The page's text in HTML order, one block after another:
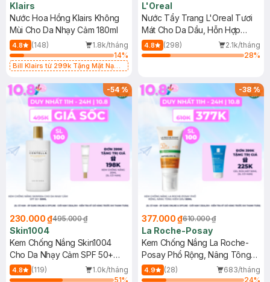
Klairs
Nước Hoa Hồng Klairs Không
Mùi Cho Da Nhạy Cảm 180ml
4.8 (148)
1.8k/tháng
14%
Bill Klairs từ 299k Tặng Mặt Nạ
25ml (SL Có Hạn)
L'Oreal
Nước Tẩy Trang L'Oreal Tươi
Mát Cho Da Dầu, Hỗn Hợp
400ml
4.8 (298)
2.1k/tháng
28%
-54%
230.000 ₫495.000 ₫
Skin1004
Kem Chống Nắng Skin1004
Cho Da Nhạy Cảm SPF 50+
50ml
4.8 (119)
1.0k/tháng
51%
-38%
377.000 ₫610.000 ₫
La Roche-Posay
Kem Chống Nắng La Roche-
Posay Phổ Rộng, Nâng Tông
Kiềm Dầu 50ml
4.9 (28)
683/tháng
24%